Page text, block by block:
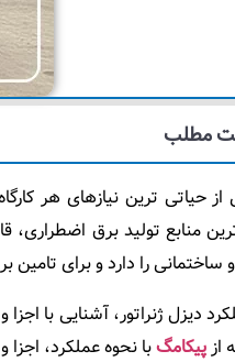
مطلب
از حیاتی ‌ترین نیازهای هر
منابع تولید برق
را دارد و برای تامین
دیزل ژنراتور، آشنایی با
ازپیکامگبا نحوه عملکرد،